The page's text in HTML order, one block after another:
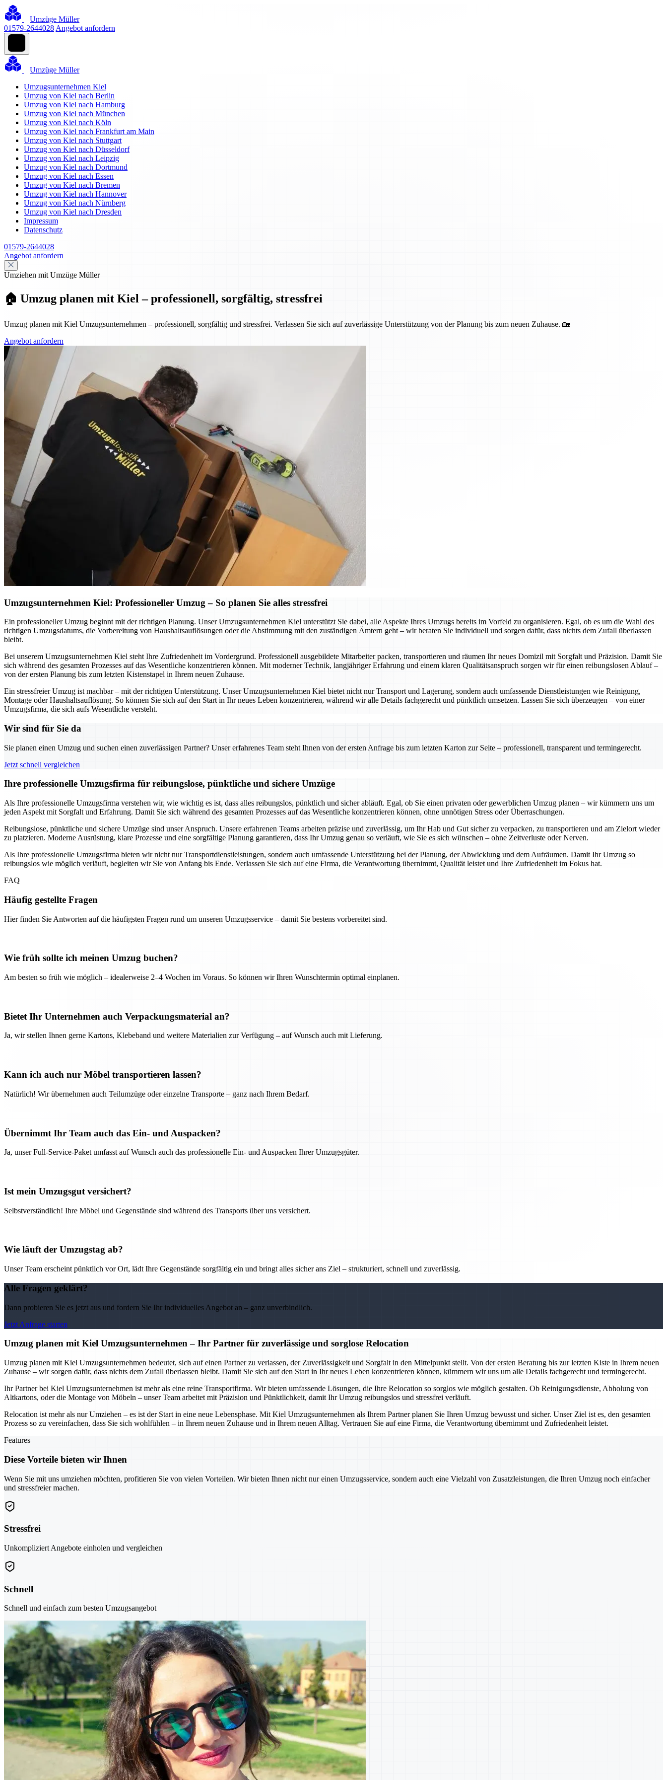
Umzüge Müller
01579-2644028 Angebot anfordern
Umzüge Müller
Umzugsunternehmen Kiel
Umzug von Kiel nach Berlin
Umzug von Kiel nach Hamburg
Umzug von Kiel nach München
Umzug von Kiel nach Köln
Umzug von Kiel nach Frankfurt am Main
Umzug von Kiel nach Stuttgart
Umzug von Kiel nach Düsseldorf
Umzug von Kiel nach Leipzig
Umzug von Kiel nach Dortmund
Umzug von Kiel nach Essen
Umzug von Kiel nach Bremen
Umzug von Kiel nach Hannover
Umzug von Kiel nach Nürnberg
Umzug von Kiel nach Dresden
Impressum
Datenschutz
01579-2644028
Angebot anfordern
Umziehen mit Umzüge Müller
🏠 Umzug planen mit Kiel – professionell, sorgfältig, stressfrei
Umzug planen mit Kiel Umzugsunternehmen – professionell, sorgfältig und stressfrei. Verlassen Sie sich auf zuverlässige Unterstützung von der Planung bis zum neuen Zuhause. 🏡
Angebot anfordern
Umzugsunternehmen Kiel: Professioneller Umzug – So planen Sie alles stressfrei
Ein professioneller Umzug beginnt mit der richtigen Planung. Unser Umzugsunternehmen Kiel unterstützt Sie dabei, alle Aspekte Ihres Umzugs bereits im Vorfeld zu organisieren. Egal, ob es um die Wahl des
richtigen Umzugsdatums, die Vorbereitung von Haushaltsauflösungen oder die Abstimmung mit den zuständigen Ämtern geht – wir beraten Sie individuell und sorgen dafür, dass nichts dem Zufall überlassen
bleibt.
Bei unserem Umzugsunternehmen Kiel steht Ihre Zufriedenheit im Vordergrund. Professionell ausgebildete Mitarbeiter packen, transportieren und räumen Ihr neues Domizil mit Sorgfalt und Präzision. Damit Sie
sich während des gesamten Prozesses auf das Wesentliche konzentrieren können. Mit moderner Technik, langjähriger Erfahrung und einem klaren Qualitätsanspruch sorgen wir für einen reibungslosen Ablauf –
von der ersten Planung bis zum letzten Kistenstapel in Ihrem neuen Zuhause.
Ein stressfreier Umzug ist machbar – mit der richtigen Unterstützung. Unser Umzugsunternehmen Kiel bietet nicht nur Transport und Lagerung, sondern auch umfassende Dienstleistungen wie Reinigung,
Montage oder Haushaltsauflösung. So können Sie sich auf den Start in Ihr neues Leben konzentrieren, während wir alle Details fachgerecht und pünktlich umsetzen. Lassen Sie sich überzeugen – von einer
Umzugsfirma, die sich aufs Wesentliche versteht.
Wir sind für Sie da
Sie planen einen Umzug und suchen einen zuverlässigen Partner? Unser erfahrenes Team steht Ihnen von der ersten Anfrage bis zum letzten Karton zur Seite – professionell, transparent und termingerecht.
Jetzt schnell vergleichen
Ihre professionelle Umzugsfirma für reibungslose, pünktliche und sichere Umzüge
Als Ihre professionelle Umzugsfirma verstehen wir, wie wichtig es ist, dass alles reibungslos, pünktlich und sicher abläuft. Egal, ob Sie einen privaten oder gewerblichen Umzug planen – wir kümmern uns um
jeden Aspekt mit Sorgfalt und Erfahrung. Damit Sie sich während des gesamten Prozesses auf das Wesentliche konzentrieren können, ohne unnötigen Stress oder Überraschungen.
Reibungslose, pünktliche und sichere Umzüge sind unser Anspruch. Unsere erfahrenen Teams arbeiten präzise und zuverlässig, um Ihr Hab und Gut sicher zu verpacken, zu transportieren und am Zielort wieder
zu platzieren. Moderne Ausrüstung, klare Prozesse und eine sorgfältige Planung garantieren, dass Ihr Umzug genau so verläuft, wie Sie es sich wünschen – ohne Zeitverluste oder Nerven.
Als Ihre professionelle Umzugsfirma bieten wir nicht nur Transportdienstleistungen, sondern auch umfassende Unterstützung bei der Planung, der Abwicklung und dem Aufräumen. Damit Ihr Umzug so
reibungslos wie möglich verläuft, begleiten wir Sie von Anfang bis Ende. Verlassen Sie sich auf eine Firma, die Verantwortung übernimmt, Qualität leistet und Ihre Zufriedenheit im Fokus hat.
FAQ
Häufig gestellte Fragen
Hier finden Sie Antworten auf die häufigsten Fragen rund um unseren Umzugsservice – damit Sie bestens vorbereitet sind.
Wie früh sollte ich meinen Umzug buchen?
Am besten so früh wie möglich – idealerweise 2–4 Wochen im Voraus. So können wir Ihren Wunschtermin optimal einplanen.
Bietet Ihr Unternehmen auch Verpackungsmaterial an?
Ja, wir stellen Ihnen gerne Kartons, Klebeband und weitere Materialien zur Verfügung – auf Wunsch auch mit Lieferung.
Kann ich auch nur Möbel transportieren lassen?
Natürlich! Wir übernehmen auch Teilumzüge oder einzelne Transporte – ganz nach Ihrem Bedarf.
Übernimmt Ihr Team auch das Ein- und Auspacken?
Ja, unser Full-Service-Paket umfasst auf Wunsch auch das professionelle Ein- und Auspacken Ihrer Umzugsgüter.
Ist mein Umzugsgut versichert?
Selbstverständlich! Ihre Möbel und Gegenstände sind während des Transports über uns versichert.
Wie läuft der Umzugstag ab?
Unser Team erscheint pünktlich vor Ort, lädt Ihre Gegenstände sorgfältig ein und bringt alles sicher ans Ziel – strukturiert, schnell und zuverlässig.
Alle Fragen geklärt?
Dann probieren Sie es jetzt aus und fordern Sie Ihr individuelles Angebot an – ganz unverbindlich.
Jetzt Anfrage starten
Umzug planen mit Kiel Umzugsunternehmen – Ihr Partner für zuverlässige und sorglose Relocation
Umzug planen mit Kiel Umzugsunternehmen bedeutet, sich auf einen Partner zu verlassen, der Zuverlässigkeit und Sorgfalt in den Mittelpunkt stellt. Von der ersten Beratung bis zur letzten Kiste in Ihrem neuen
Zuhause – wir sorgen dafür, dass nichts dem Zufall überlassen bleibt. Damit Sie sich auf den Start in Ihr neues Leben konzentrieren können, kümmern wir uns um alle Details fachgerecht und termingerecht.
Ihr Partner bei Kiel Umzugsunternehmen ist mehr als eine reine Transportfirma. Wir bieten umfassende Lösungen, die Ihre Relocation so sorglos wie möglich gestalten. Ob Reinigungsdienste, Abholung von
Altkartons, oder die Montage von Möbeln – unser Team arbeitet mit Präzision und Pünktlichkeit, damit Ihr Umzug reibungslos und stressfrei verläuft.
Relocation ist mehr als nur Umziehen – es ist der Start in eine neue Lebensphase. Mit Kiel Umzugsunternehmen als Ihrem Partner planen Sie Ihren Umzug bewusst und sicher. Unser Ziel ist es, den gesamten
Prozess so zu vereinfachen, dass Sie sich wohlfühlen – in Ihrem neuen Zuhause und in Ihrem neuen Alltag. Vertrauen Sie auf eine Firma, die Verantwortung übernimmt und Zufriedenheit leistet.
Features
Diese Vorteile bieten wir Ihnen
Wenn Sie mit uns umziehen möchten, profitieren Sie von vielen Vorteilen. Wir bieten Ihnen nicht nur einen Umzugsservice, sondern auch eine Vielzahl von Zusatzleistungen, die Ihren Umzug noch einfacher
und stressfreier machen.
Stressfrei
Unkompliziert Angebote einholen und vergleichen
Schnell
Schnell und einfach zum besten Umzugsangebot